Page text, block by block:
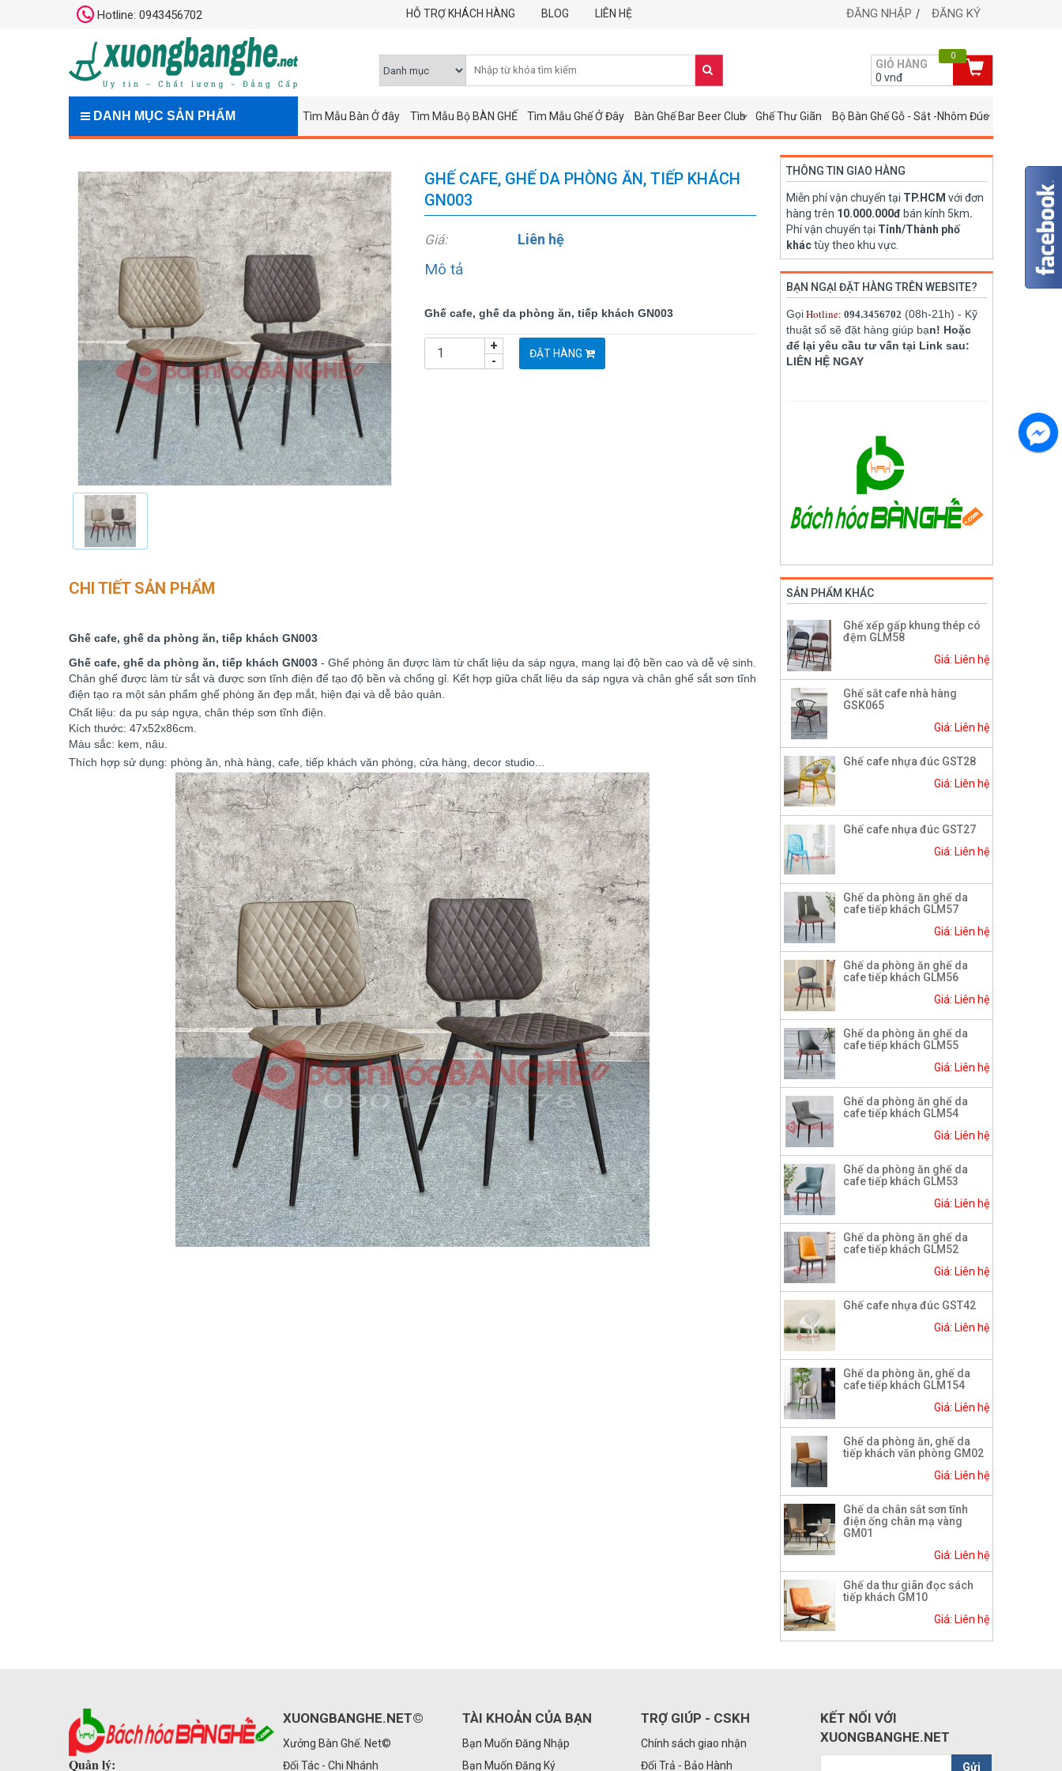
Hotline: 0943456702 HỖ TRỢ KHÁCH HÀNG BLOG LIÊN HỆ ĐĂNG NHẬP ĐĂNG KÝ
GIỎ HÀNG
0 vnđ
0
DANH MỤC SẢN PHẨM Tìm Mẫu Bàn Ở đây Tìm Mẫu Bộ BÀN GHẾ Tìm Mẫu Ghế Ở Đây Bàn Ghế Bar Beer Club Ghế Thư Giãn Bộ Bàn Ghế Gỗ - Sắt -Nhôm Đúc
GHẾ CAFE, GHẾ DA PHÒNG ĂN, TIẾP KHÁCH
GN003
Giá: Liên hệ
Mô tả
Ghế cafe, ghế da phòng ăn, tiếp khách GN003
-
+ ĐẶT HÀNG
CHI TIẾT SẢN PHẨM
Ghế cafe, ghế da phòng ăn, tiếp khách GN003
Ghế cafe, ghế da phòng ăn, tiếp khách GN003 - Ghế phòng ăn được làm từ chất liệu da sáp ngựa, mang lại độ bền cao và dễ vệ sinh.
Chân ghế được làm từ sắt và được sơn tĩnh điện để tạo độ bền và chống gỉ. Kết hợp giữa chất liệu da sáp ngựa và chân ghế sắt sơn tĩnh
điện tạo ra một sản phẩm ghế phòng ăn đẹp mắt, hiện đại và dễ bảo quản.
Chất liệu: da pu sáp ngựa, chân thép sơn tĩnh điện.
Kích thước: 47x52x86cm.
Màu sắc: kem, nâu.
Thích hợp sử dụng: phòng ăn, nhà hàng, cafe, tiếp khách văn phòng, cửa hàng, decor studio...
THÔNG TIN GIAO HÀNG
Miễn phí vận chuyển tại TP.HCM với đơn
hàng trên 10.000.000đ bán kính 5km.
Phí vận chuyển tại Tỉnh/Thành phố
kháctùy theo khu vực.
BẠN NGẠI ĐẶT HÀNG TRÊN WEBSITE?
GọiHotline: 094.3456702 (08h-21h) - Kỹ
thuật số sẽ đặt hàng giúp bạn! Hoặc
để lại yêu cầu tư vấn tại Link sau:
LIÊN HỆ NGAY
SẢN PHẨM KHÁC
Ghế xếp gấp khung thép có
đệm GLM58
Giá: Liên hệ
Ghế sắt cafe nhà hàng
GSK065
Giá: Liên hệ
Ghế cafe nhựa đúc GST28
Giá: Liên hệ
Ghế cafe nhựa đúc GST27
Giá: Liên hệ
Ghế da phòng ăn ghế da
cafe tiếp khách GLM57
Giá: Liên hệ
Ghế da phòng ăn ghế da
cafe tiếp khách GLM56
Giá: Liên hệ
Ghế da phòng ăn ghế da
cafe tiếp khách GLM55
Giá: Liên hệ
Ghế da phòng ăn ghế da
cafe tiếp khách GLM54
Giá: Liên hệ
Ghế da phòng ăn ghế da
cafe tiếp khách GLM53
Giá: Liên hệ
Ghế da phòng ăn ghế da
cafe tiếp khách GLM52
Giá: Liên hệ
Ghế cafe nhựa đúc GST42
Giá: Liên hệ
Ghế da phòng ăn, ghế da
cafe tiếp khách GLM154
Giá: Liên hệ
Ghế da phòng ăn, ghế da
tiếp khách văn phòng GM02
Giá: Liên hệ
Ghế da chân sắt sơn tĩnh
điện ống chân mạ vàng
GM01
Giá: Liên hệ
Ghế da thư giãn đọc sách
tiếp khách GM10
Giá: Liên hệ
Quản lý:
XUONGBANGHE.NET©
Xưởng Bàn Ghế. Net©
Đối Tác - Chi Nhánh
TÀI KHOẢN CỦA BẠN
Bạn Muốn Đăng Nhập
Bạn Muốn Đăng Ký
TRỢ GIÚP - CSKH
Chính sách giao nhận
Đổi Trả - Bảo Hành
KẾT NỐI VỚI
XUONGBANGHE.NET
Gửi